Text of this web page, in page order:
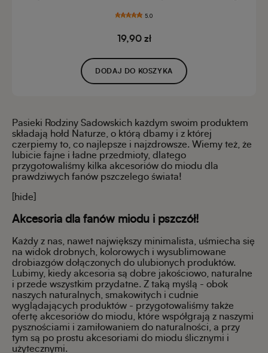
5.0
19,90 zł
DODAJ DO KOSZYKA
Pasieki Rodziny Sadowskich każdym swoim produktem
składają hołd Naturze, o którą dbamy i z której
czerpiemy to, co najlepsze i najzdrowsze. Wiemy też, że
lubicie fajne i ładne przedmioty, dlatego
przygotowaliśmy kilka akcesoriów do miodu dla
prawdziwych fanów pszczelego świata!
[hide]
Akcesoria dla fanów miodu i pszczół!
Każdy z nas, nawet największy minimalista, uśmiecha się
na widok drobnych, kolorowych i wysublimowane
drobiazgów dołączonych do ulubionych produktów.
Lubimy, kiedy akcesoria są dobre jakościowo, naturalne
i przede wszystkim przydatne. Z taką myślą - obok
naszych naturalnych, smakowitych i cudnie
wyglądających produktów - przygotowaliśmy także
ofertę akcesoriów do miodu, które współgrają z naszymi
pysznościami i zamiłowaniem do naturalności, a przy
tym są po prostu akcesoriami do miodu ślicznymi i
użytecznymi.